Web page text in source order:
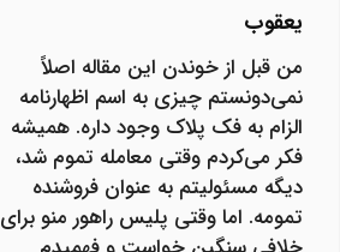
یعقوب
من قبل از خوندن این مقاله اصلاً
نمی‌دونستم چیزی به اسم اظهارنامه
الزام به فک پلاک وجود داره. همیشه
فکر می‌کردم وقتی معامله تموم شد،
دیگه مسئولیتم به عنوان فروشنده
تمومه. اما وقتی پلیس راهور منو برای